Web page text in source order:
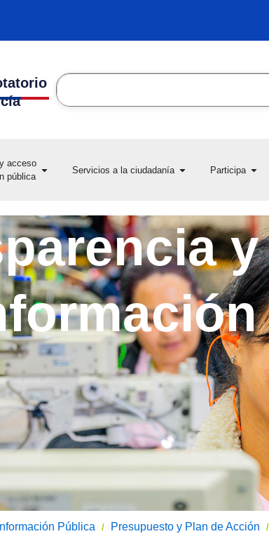
Search
acceso
pública
Open Transparencia y acceso
Servicios a la ciudadanía Open Servicios a
Participa
Pública / Presupuesto y Plan de Acción /